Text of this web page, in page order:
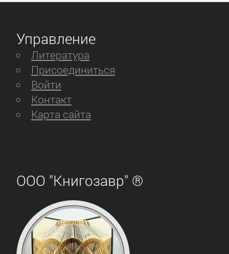
Управление
Литература
Присоединиться
Войти
Контакт
Карта сайта
ООО "Книгозавр" ®